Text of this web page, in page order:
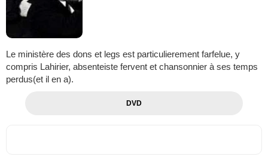
Le ministère des dons et legs est particulierement farfelue, y
compris Lahirier, absenteiste fervent et chansonnier à ses temps
perdus(et il en a).
DVD